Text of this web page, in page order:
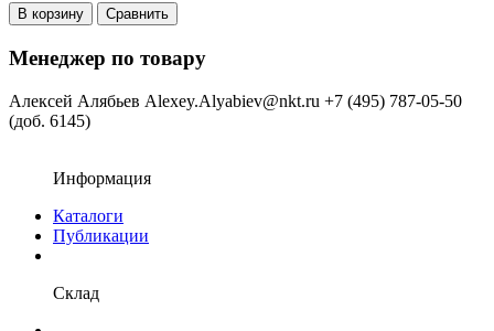
В корзину Сравнить
Менеджер по товару
Алексей Алябьев Alexey.Alyabiev@nkt.ru +7 (495) 787-05-50
(доб. 6145)
Информация
Каталоги
Публикации
Склад